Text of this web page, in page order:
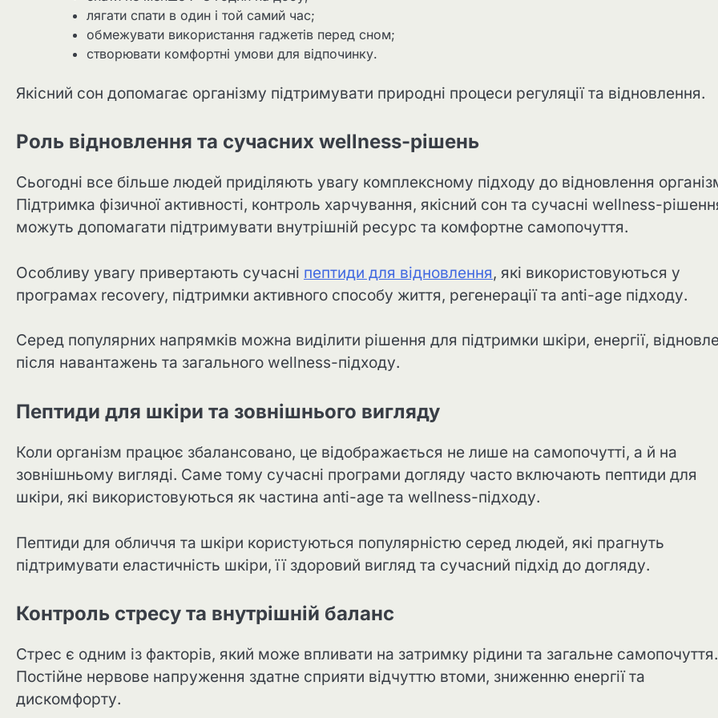
лягати спати в один і той самий час;
обмежувати використання гаджетів перед сном;
створювати комфортні умови для відпочинку.
Якісний сон допомагає організму підтримувати природні процеси регуляції та відновлення.
Роль відновлення та сучасних wellness-рішень
Сьогодні все більше людей приділяють увагу комплексному підходу до відновлення
Підтримка фізичної активності, контроль харчування, якісний сон та сучасні wellness-
можуть допомагати підтримувати внутрішній ресурс та комфортне самопочуття.
Особливу увагу привертають сучасні пептиди для відновлення, які використовуються у
програмах recovery, підтримки активного способу життя, регенерації та anti-age підходу.
Серед популярних напрямків можна виділити рішення для підтримки шкіри, енергії,
після навантажень та загального wellness-підходу.
Пептиди для шкіри та зовнішнього вигляду
Коли організм працює збалансовано, це відображається не лише на самопочутті, а й на
зовнішньому вигляді. Саме тому сучасні програми догляду часто включають пептиди для
шкіри, які використовуються як частина anti-age та wellness-підходу.
Пептиди для обличчя та шкіри користуються популярністю серед людей, які прагнуть
підтримувати еластичність шкіри, її здоровий вигляд та сучасний підхід до догляду.
Контроль стресу та внутрішній баланс
Стрес є одним із факторів, який може впливати на затримку рідини та загальне самопочуття.
Постійне нервове напруження здатне сприяти відчуттю втоми, зниженню енергії та
дискомфорту.